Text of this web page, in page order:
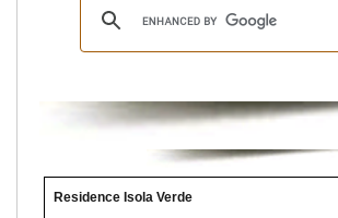
Residence Isola Verde